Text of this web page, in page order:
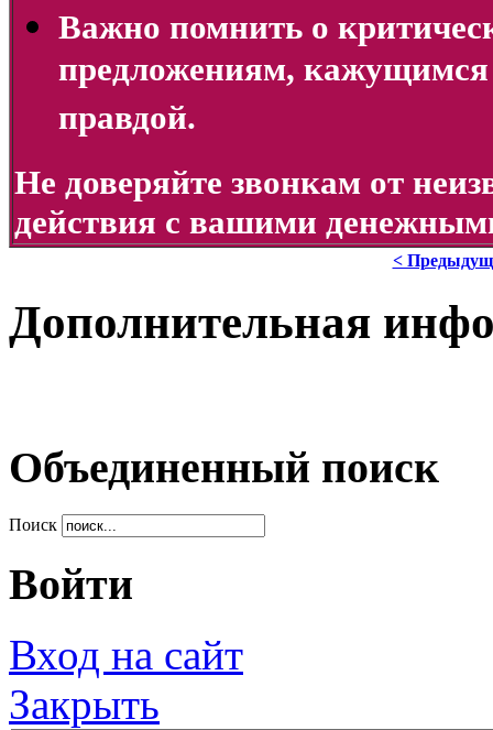
Важно помнить о
предложениям,
правдой.
Не доверяйте звонкам от
действия с вашими
<
Дополнительная
Объединенный поиск
Поиск
Войти
Вход на сайт
Закрыть